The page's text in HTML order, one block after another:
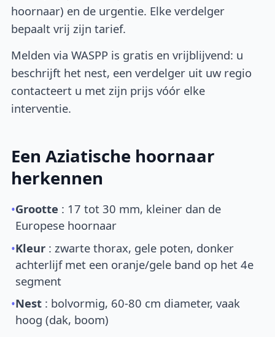
hoornaar) en de urgentie. Elke verdelger
bepaalt vrij zijn tarief.
Melden via WASPP is gratis en vrijblijvend: u
beschrijft het nest, een verdelger uit uw regio
contacteert u met zijn prijs vóór elke
interventie.
Een Aziatische hoornaar
herkennen
•Grootte : 17 tot 30 mm, kleiner dan de
Europese hoornaar
•Kleur : zwarte thorax, gele poten, donker
achterlijf met een oranje/gele band op het 4e
segment
•Nest : bolvormig, 60-80 cm diameter, vaak
hoog (dak, boom)